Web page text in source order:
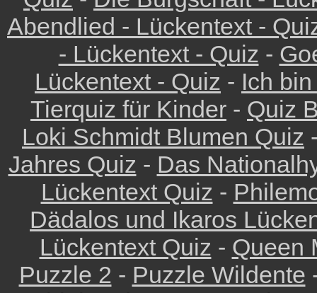
Abendlied - Lückentext -
- Lückentext - Quiz -
Lückentext - Quiz - Ich
Tierquiz für Kinder - Quiz
Loki Schmidt Blumen Quiz
Jahres Quiz - Das
Lückentext Quiz -
Dädalos und Ikaros
Lückentext Quiz - Queen
Puzzle 2 - Puzzle Wildente